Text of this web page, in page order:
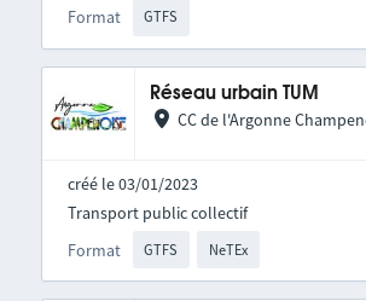
Format GTFS
Réseau urbain TUM
CC de l'Argonne
créé le 03/01/2023
Format GTFS NeTEx
Transport public collectif